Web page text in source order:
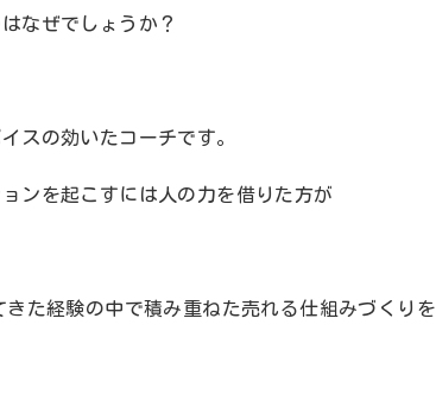
なぜでしょうか？
スの効いたコーチです。
ンを起こすには人の力を借りた方が
た経験の中で積み重ねた売れる仕組みづくりを